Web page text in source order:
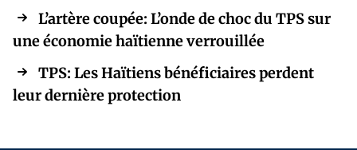
L’artère coupée: L’onde de choc du TPS sur
une économie haïtienne verrouillée
TPS: Les Haïtiens bénéficiaires perdent
leur dernière protection